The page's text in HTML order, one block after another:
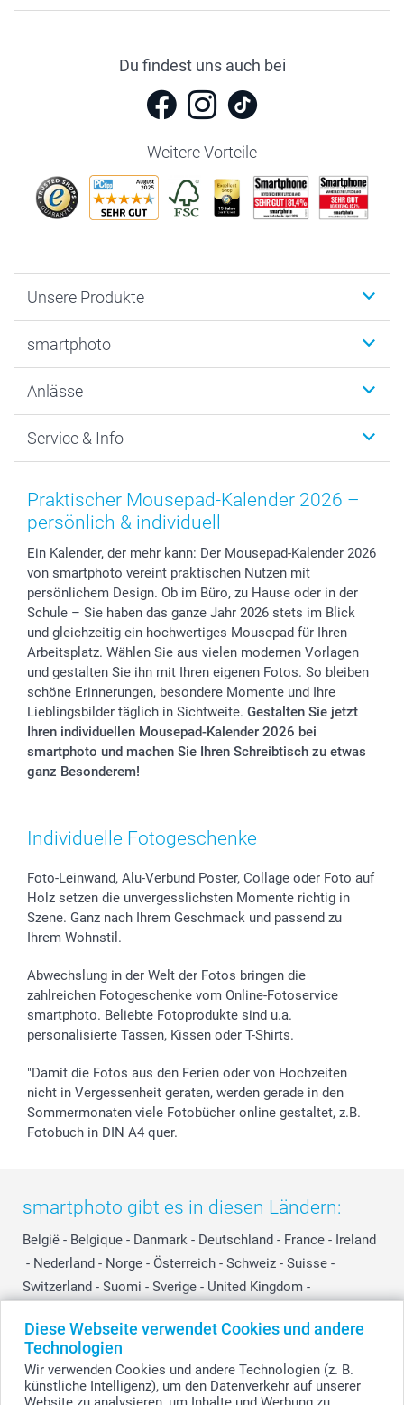
Diese Webseite verwendet Cookies und andere
Technologien
Wir verwenden Cookies und andere Technologien (z. B.
künstliche Intelligenz), um den Datenverkehr auf unserer
Du findest uns auch bei
Weitere Vorteile
Unsere Produkte
Fotogeschenke
MyNameBook
Fotoabzüge, Fotos als Buch & Poster
Zubehör & Material
Foto-Kalender & Agenden
Geschenk-Gutscheine (PDF)
smartphoto
Warum smartphoto
Datenschutz
AGB
Impressum
Partnerprogramme
Investor Relations
B2B smartbusiness
Widerrufsrecht
Anlässe
Neujahr
Muttertag
Vatertag
Hochzeit
Geburtstag
Geburt
Zu allen Anlässen
Service & Info
Anmelden /Registrieren
Preise und Versandkosten
72h Lieferung
Zahlungsmöglichkeiten
Sitemap
Status der Bestellung
smartfriends
smartgarantie
smartbonus
Praktischer Mousepad-Kalender 2026 –
persönlich & individuell
Ein Kalender, der mehr kann: Der Mousepad-Kalender 2026
von smartphoto vereint praktischen Nutzen mit
persönlichem Design. Ob im Büro, zu Hause oder in der
Schule – Sie haben das ganze Jahr 2026 stets im Blick
und gleichzeitig ein hochwertiges Mousepad für Ihren
Arbeitsplatz. Wählen Sie aus vielen modernen Vorlagen
und gestalten Sie ihn mit Ihren eigenen Fotos. So bleiben
schöne Erinnerungen, besondere Momente und Ihre
Lieblingsbilder täglich in Sichtweite. Gestalten Sie jetzt
Ihren individuellen Mousepad-Kalender 2026 bei
smartphoto und machen Sie Ihren Schreibtisch zu etwas
ganz Besonderem!
Individuelle Fotogeschenke
Foto-Leinwand, Alu-Verbund Poster, Collage oder Foto auf
Holz setzen die unvergesslichsten Momente richtig in
Szene. Ganz nach Ihrem Geschmack und passend zu
Ihrem Wohnstil.
Abwechslung in der Welt der Fotos bringen die
zahlreichen Fotogeschenke vom Online-Fotoservice
smartphoto. Beliebte Fotoprodukte sind u.a.
personalisierte Tassen, Kissen oder T-Shirts.
"Damit die Fotos aus den Ferien oder von Hochzeiten
nicht in Vergessenheit geraten, werden gerade in den
Sommermonaten viele Fotobücher online gestaltet, z.B.
Fotobuch in DIN A4 quer.
smartphoto gibt es in diesen Ländern:
België - Belgique - Danmark - Deutschland - France - Ireland
- Nederland - Norge - Österreich - Schweiz - Suisse -
Switzerland - Suomi - Sverige - United Kingdom -
Other Countries
Alle Preise verstehen sich in EURO (€) inkl. MwSt. und zzgl. Versandkosten.